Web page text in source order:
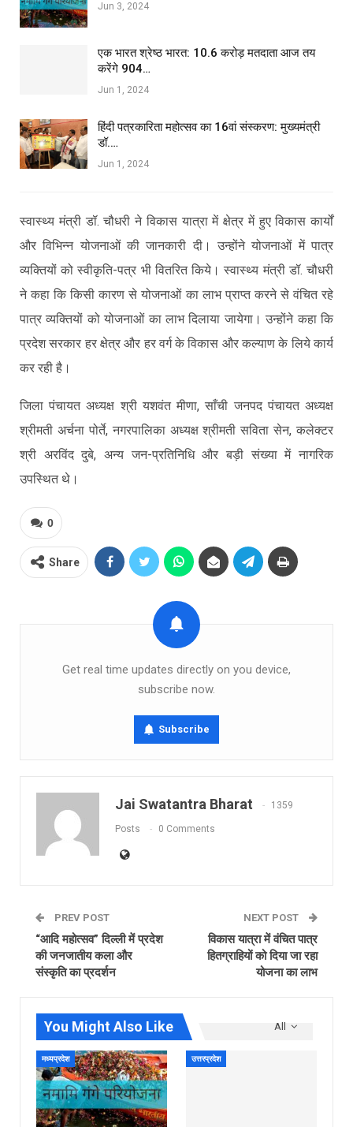
Jun 3, 2024
एक भारत श्रेष्ठ भारत: 10.6 करोड़ मतदाता आज तय
करेंगे 904…
Jun 1, 2024
हिंदी पत्रकारिता महोत्सव का 16वां संस्करण: मुख्यमंत्री
डॉ.…
Jun 1, 2024
स्वास्थ्य मंत्री डॉ. चौधरी ने विकास यात्रा में क्षेत्र में हुए विकास कार्यों
और विभिन्न योजनाओं की जानकारी दी। उन्होंने योजनाओं में पात्र
व्यक्तियों को स्वीकृति-पत्र भी वितरित किये। स्वास्थ्य मंत्री डॉ. चौधरी
ने कहा कि किसी कारण से योजनाओं का लाभ प्राप्त करने से वंचित रहे
पात्र व्यक्तियों को योजनाओं का लाभ दिलाया जायेगा। उन्होंने कहा कि
प्रदेश सरकार हर क्षेत्र और हर वर्ग के विकास और कल्याण के लिये कार्य
कर रही है।
जिला पंचायत अध्यक्ष श्री यशवंत मीणा, साँची जनपद पंचायत अध्यक्ष
श्रीमती अर्चना पोर्ते, नगरपालिका अध्यक्ष श्रीमती सविता सेन, कलेक्टर
श्री अरविंद दुबे, अन्य जन-प्रतिनिधि और बड़ी संख्या में नागरिक
उपस्थित थे।
0
Share
Get real time updates directly on you device,
subscribe now.
Subscribe
Jai Swatantra Bharat 1359
Posts 0 Comments
PREV POST
“आदि महोत्सव” दिल्ली में प्रदेश
की जनजातीय कला और
संस्कृति का प्रदर्शन
NEXT POST
विकास यात्रा में वंचित पात्र
हितग्राहियों को दिया जा रहा
योजना का लाभ
All
You Might Also Like
मध्यप्रदेश उत्तरप्रदेश